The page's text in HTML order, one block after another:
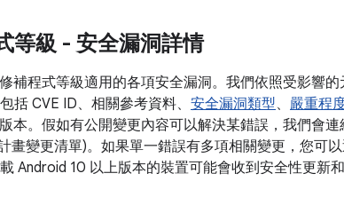
等級 - 安全漏洞詳情
補程式等級適用的各項安全漏洞。我們依照受影響的
括 CVE ID、相關參考資料、 安全漏洞類型、 嚴重程
本。假如有公開變更內容可以解決某錯誤，我們會
畫變更清單)。如果單一錯誤有多項相關變更，您可
Android 10 以上版本的裝置可能會收到安全性更新和